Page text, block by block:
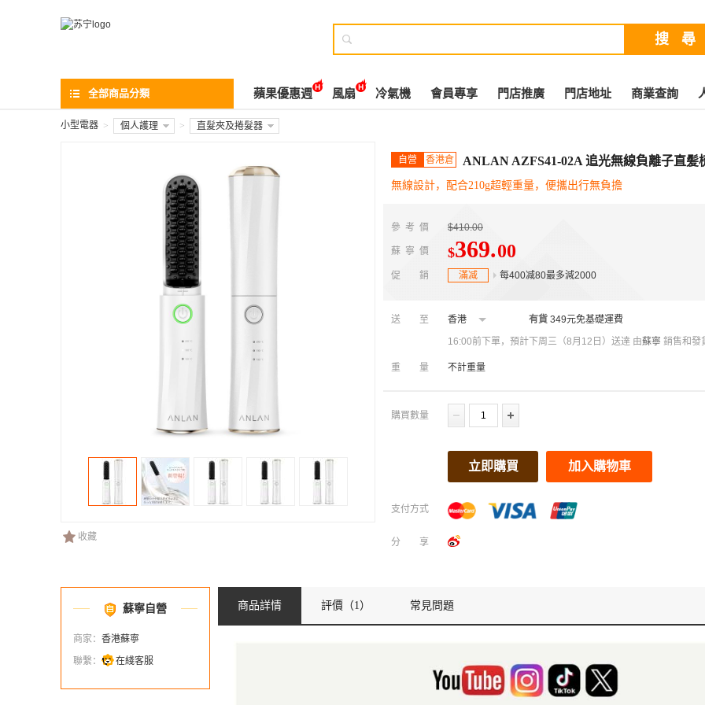

全部商品分類 蘋果優惠週 風扇 冷氣機 會員專享 門店推廣 門店地址 商業查詢
小型電器 > 個人護理 > 直髮夾及捲髮器
收藏
自營 香港倉 ANLAN AZFS41-02A 追光無線負離子直髪
無線設計，配合210g超輕重量，便攜出行無負擔
參考價 $410.00
蘇寧價 $369.00
促銷 滿减 每400减80最多減2000
送至 香港 有貨 349元免基礎運費
16:00前下單，預計下周三（8月12日）送達 由蘇寧 銷售和發
重量 不計重量
購買數量
立即購買 加入購物車
支付方式
分享
蘇寧自營
商家： 香港蘇寧
聯繫：
在綫客服
商品詳情 評價 （1） 常見問題